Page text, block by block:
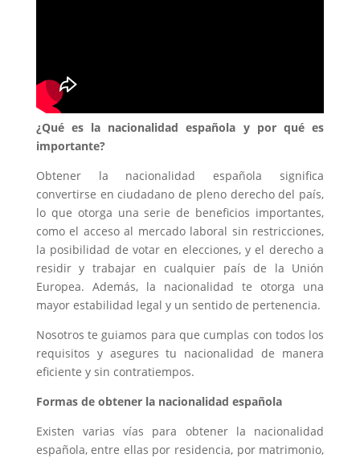
¿Qué es la nacionalidad española y por qué es
importante?
Obtener la nacionalidad española significa
convertirse en ciudadano de pleno derecho del país,
lo que otorga una serie de beneficios importantes,
como el acceso al mercado laboral sin restricciones,
la posibilidad de votar en elecciones, y el derecho a
residir y trabajar en cualquier país de la Unión
Europea. Además, la nacionalidad te otorga una
mayor estabilidad legal y un sentido de pertenencia.
Nosotros te guiamos para que cumplas con todos los
requisitos y asegures tu nacionalidad de manera
eficiente y sin contratiempos.
Formas de obtener la nacionalidad española
Existen varias vías para obtener la nacionalidad
española, entre ellas por residencia, por matrimonio,